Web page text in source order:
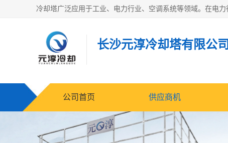
长沙元淳冷却塔有限公司
公司首页 供应商机